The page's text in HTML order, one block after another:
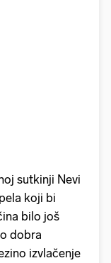
sutkinji Nevi
koji bi
bilo još
dobra
izvlačenje